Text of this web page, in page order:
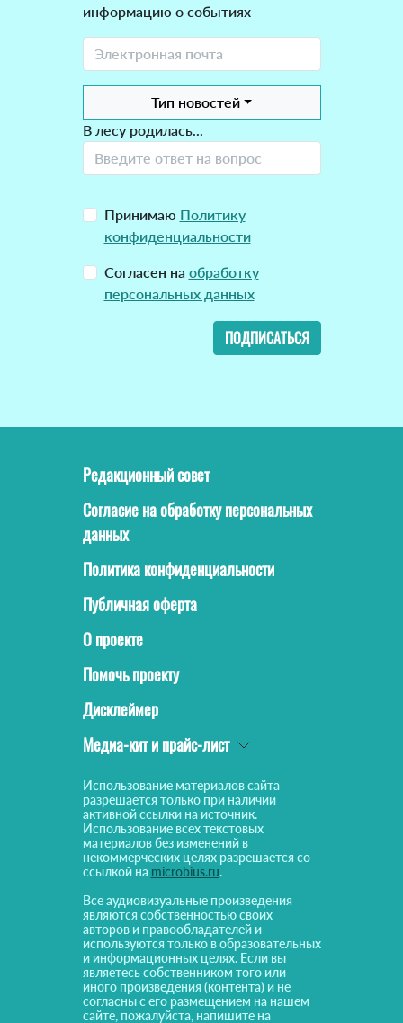
информацию о событиях
Тип новостей
В лесу родилась...
Принимаю Политику
конфиденциальности
Согласен на обработку
персональных данных
ПОДПИСАТЬСЯ
Редакционный совет
Согласие на обработку персональных
данных
Политика конфиденциальности
Публичная оферта
О проекте
Помочь проекту
Дисклеймер
Медиа-кит и прайс-лист
Использование материалов сайта
разрешается только при наличии
активной ссылки на источник.
Использование всех текстовых
материалов без изменений в
некоммерческих целях разрешается со
ссылкой на microbius.ru.
Все аудиовизуальные произведения
являются собственностью своих
авторов и правообладателей и
используются только в образовательных
и информационных целях. Если вы
являетесь собственником того или
иного произведения (контента) и не
согласны с его размещением на нашем
сайте, пожалуйста, напишите на